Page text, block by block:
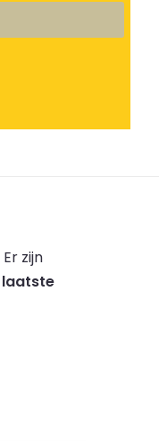
Er zijn
laatste